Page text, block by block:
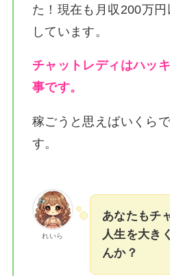
た！ 現在も月収200万
しています。
チャットレディはハッ
事です。
稼ごうと思えばいくら
す。
れいら
あなたもチ
人生を大き
んか？